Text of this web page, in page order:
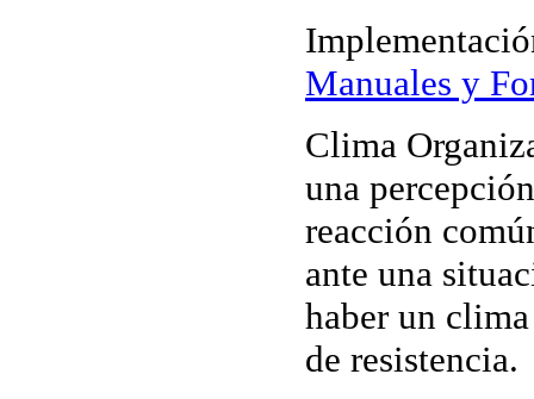
Manuales y
Clima
una
reacción
ante una
haber un
de resistencia.